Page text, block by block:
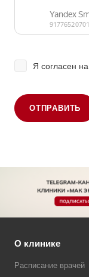
Я согласен на
ОТПРАВИТЬ
О клинике
Расписание врачей